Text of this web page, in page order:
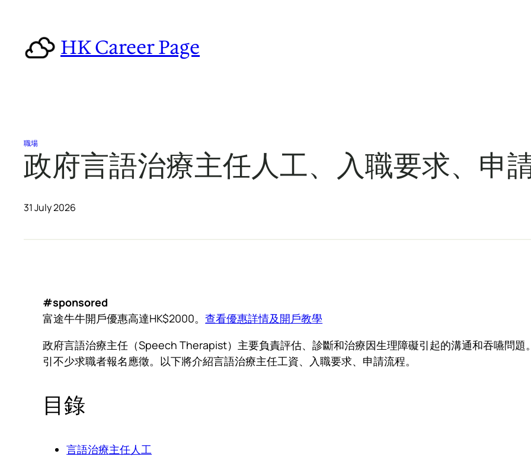
content
HK Career Page
職場
政府言語治療主任人工、入職要求、申
31 July 2026
#sponsored
富途牛牛開戶優惠高達HK$2000。查看優惠詳情及開戶教學
政府言語治療主任（Speech Therapist）主要負責評估、診斷和治療因生理障礙引起的溝通和吞嚥問
引不少求職者報名應徵。以下將介紹言語治療主任工資、入職要求、申請流程。
目錄
言語治療主任人工